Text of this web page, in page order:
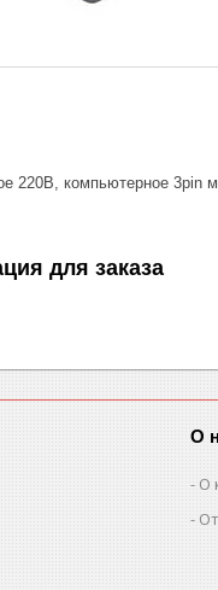
220В, компьютерное 3pin
для заказа
О
О